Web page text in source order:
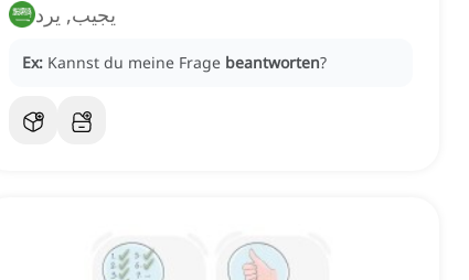
يجيب, يرد
Ex: Kannst du meine Frage beantworten?